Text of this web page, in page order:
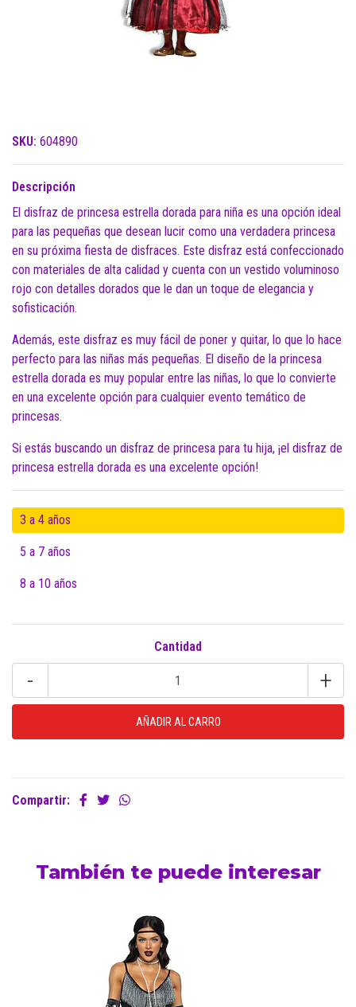
SKU: 604890
Descripción
El disfraz de princesa estrella dorada para niña es una opción ideal
para las pequeñas que desean lucir como una verdadera princesa
en su próxima fiesta de disfraces. Este disfraz está confeccionado
con materiales de alta calidad y cuenta con un vestido voluminoso
rojo con detalles dorados que le dan un toque de elegancia y
sofisticación.
Además, este disfraz es muy fácil de poner y quitar, lo que lo hace
perfecto para las niñas más pequeñas. El diseño de la princesa
estrella dorada es muy popular entre las niñas, lo que lo convierte
en una excelente opción para cualquier evento temático de
princesas.
Si estás buscando un disfraz de princesa para tu hija, ¡el disfraz de
princesa estrella dorada es una excelente opción!
3 a 4 años
5 a 7 años
8 a 10 años
Cantidad
- +
Compartir:
También te puede interesar